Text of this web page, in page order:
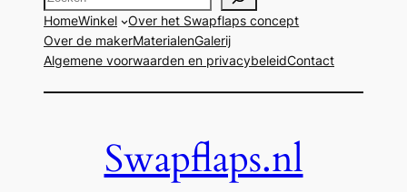
HomeWinkel
Over het Swapflaps concept
Over de makerMaterialenGalerij
Algemene voorwaarden en privacybeleidContact
Swapflaps.nl